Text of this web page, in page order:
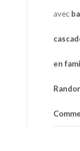
avec
en